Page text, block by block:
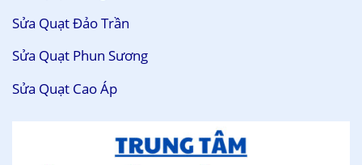
Sửa Quạt Đảo Trần
Sửa Quạt Phun Sương
Sửa Quạt Cao Áp